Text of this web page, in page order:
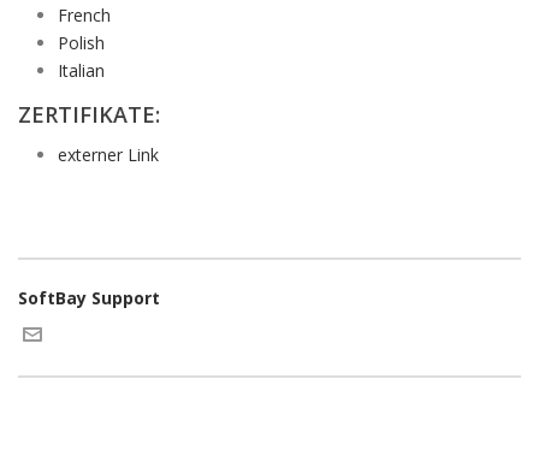
French
Polish
Italian
ZERTIFIKATE:
externer Link
SoftBay Support